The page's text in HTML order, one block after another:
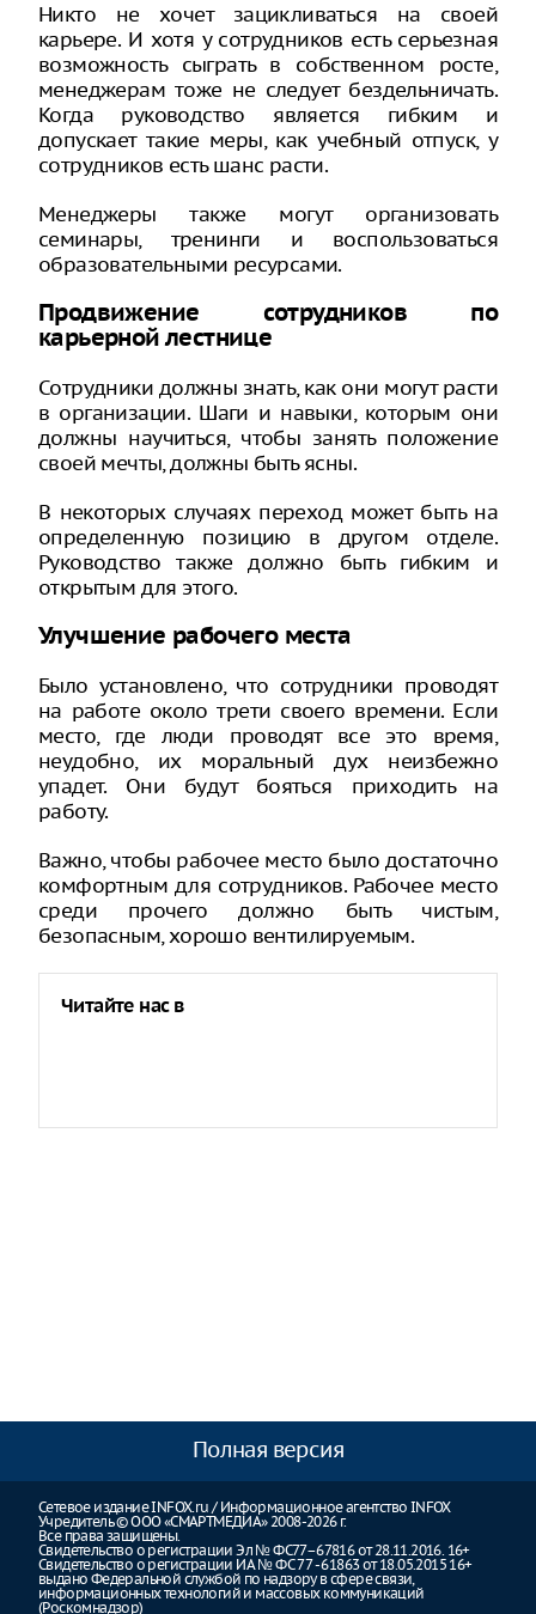
Никто не хочет зацикливаться на своей
карьере. И хотя у сотрудников есть серьезная
возможность сыграть в собственном росте,
менеджерам тоже не следует бездельничать.
Когда руководство является гибким и
допускает такие меры, как учебный отпуск, у
сотрудников есть шанс расти.
Менеджеры также могут организовать
семинары, тренинги и воспользоваться
образовательными ресурсами.
Продвижение сотрудников по
карьерной лестнице
Сотрудники должны знать, как они могут расти
в организации. Шаги и навыки, которым они
должны научиться, чтобы занять положение
своей мечты, должны быть ясны.
В некоторых случаях переход может быть на
определенную позицию в другом отделе.
Руководство также должно быть гибким и
открытым для этого.
Улучшение рабочего места
Было установлено, что сотрудники проводят
на работе около трети своего времени. Если
место, где люди проводят все это время,
неудобно, их моральный дух неизбежно
упадет. Они будут бояться приходить на
работу.
Важно, чтобы рабочее место было достаточно
комфортным для сотрудников. Рабочее место
среди прочего должно быть чистым,
безопасным, хорошо вентилируемым.
Читайте нас в
Полная версия
Сетевое издание INFOX.ru / Информационное агентство INFOX
Учредитель © ООО «СМАРТМЕДИА» 2008-2026 г.
Все права защищены.
Свидетельство о регистрации Эл № ФС77–67816 от 28.11.2016. 16+
Свидетельство о регистрации ИА № ФС 77 - 61863 от 18.05.2015 16+
выдано Федеральной службой по надзору в сфере связи,
информационных технологий и массовых коммуникаций
(Роскомнадзор)